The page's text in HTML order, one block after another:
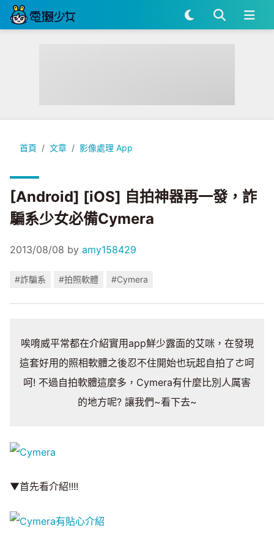
首頁 文章 影像處理 App
[Android] [iOS] 自拍神器再一發，詐騙系少女必備Cymera
[Android] [iOS] 自拍神器再一發，詐
騙系少女必備Cymera
2013/08/08 by amy158429
#詐騙系 #拍照軟體 #Cymera
唉唷威平常都在介紹實用app鮮少露面的艾咪，在發現
這套好用的照相軟體之後忍不住開始也玩起自拍了ㄜ呵
呵! 不過自拍軟體這麼多，Cymera有什麼比別人厲害
的地方呢? 讓我們~看下去~
▼首先看介紹!!!!